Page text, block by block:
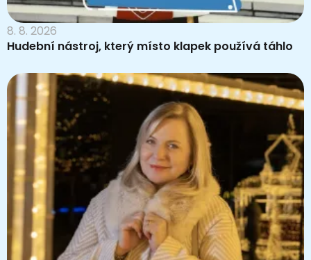
8. 8. 2026
Hudební nástroj, který místo klapek používá táhlo